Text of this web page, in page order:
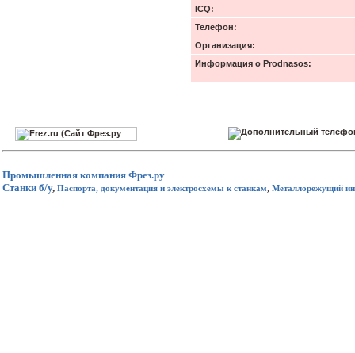
ICQ:
Телефон:
Организация:
Информация о Prodnasos:
Промышленная компания Фрез.ру
Станки б/у, Паспорта, документация и электросхемы к станкам, Металлорежущий